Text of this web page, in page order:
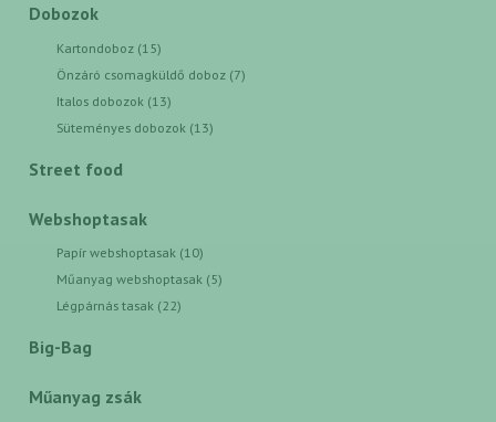
Dobozok
Kartondoboz (15)
Önzáró csomagküldő doboz (7)
Italos dobozok (13)
Süteményes dobozok (13)
Street food
Webshoptasak
Papír webshoptasak (10)
Műanyag webshoptasak (5)
Légpárnás tasak (22)
Big-Bag
Műanyag zsák